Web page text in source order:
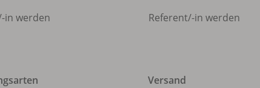
-in werden
Referent/-in werden
Versand